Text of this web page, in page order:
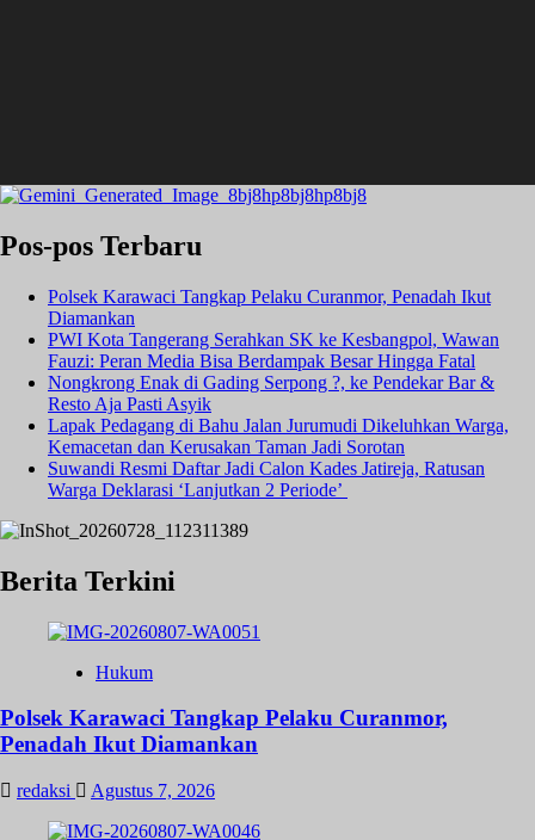
Pos-pos Terbaru
Polsek Karawaci Tangkap Pelaku Curanmor, Penadah Ikut
Diamankan
PWI Kota Tangerang Serahkan SK ke Kesbangpol, Wawan
Fauzi: Peran Media Bisa Berdampak Besar Hingga Fatal
Nongkrong Enak di Gading Serpong ?, ke Pendekar Bar &
Resto Aja Pasti Asyik
Lapak Pedagang di Bahu Jalan Jurumudi Dikeluhkan Warga,
Kemacetan dan Kerusakan Taman Jadi Sorotan
Suwandi Resmi Daftar Jadi Calon Kades Jatireja, Ratusan
Warga Deklarasi ‘Lanjutkan 2 Periode’
Berita Terkini
Hukum
Polsek Karawaci Tangkap Pelaku Curanmor,
Penadah Ikut Diamankan
redaksi Agustus 7, 2026